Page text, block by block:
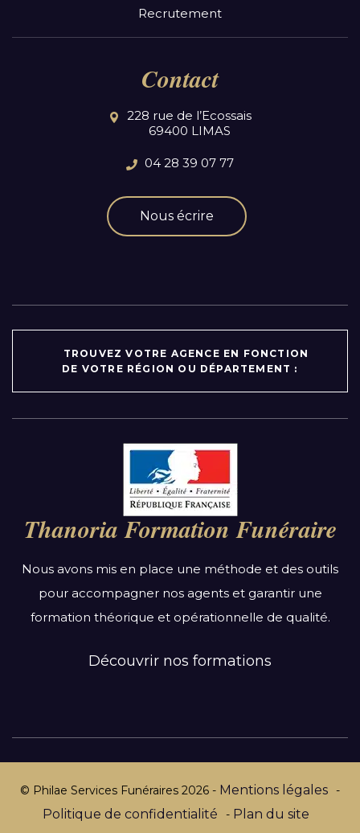
Recrutement
Contact
228 rue de l’Ecossais
69400 LIMAS
04 28 39 07 77
Nous écrire
TROUVEZ VOTRE AGENCE EN FONCTION
DE VOTRE RÉGION OU DÉPARTEMENT :
Auvergne-Rhône-Alpes
Bourgogne-Franche-Comté
Bretagne
Centre-Val de Loire
Grand Est
Hauts-de-France
Normandie
Thanoria Formation Funéraire
Nous avons mis en place une méthode et des outils
pour accompagner nos agents et garantir une
formation théorique et opérationnelle de qualité.
Découvrir nos formations
© Philae Services Funéraires 2026 - Mentions légales -
Politique de confidentialité - Plan du site